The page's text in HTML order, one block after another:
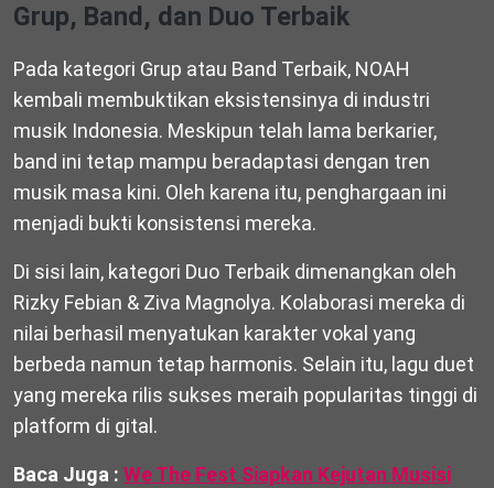
Grup, Band, dan Duo Terbaik
Pada kategori Grup atau Band Terbaik, NOAH
kembali membuktikan eksistensinya di industri
musik Indonesia. Meskipun telah lama berkarier,
band ini tetap mampu beradaptasi dengan tren
musik masa kini. Oleh karena itu, penghargaan ini
menjadi bukti konsistensi mereka.
Di sisi lain, kategori Duo Terbaik dimenangkan oleh
Rizky Febian & Ziva Magnolya. Kolaborasi mereka di
nilai berhasil menyatukan karakter vokal yang
berbeda namun tetap harmonis. Selain itu, lagu duet
yang mereka rilis sukses meraih popularitas tinggi di
platform di gital.
Baca Juga : We The Fest Siapkan Kejutan Musisi